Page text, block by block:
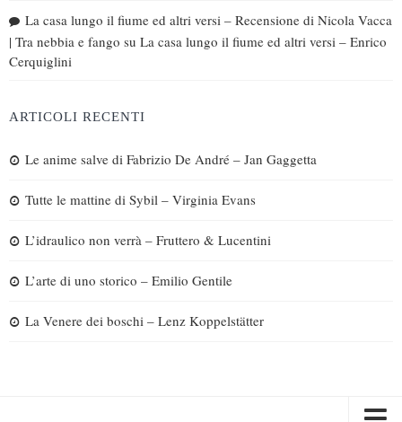
La casa lungo il fiume ed altri versi – Recensione di Nicola Vacca
| Tra nebbia e fango su La casa lungo il fiume ed altri versi – Enrico
Cerquiglini
ARTICOLI RECENTI
Le anime salve di Fabrizio De André – Jan Gaggetta
Tutte le mattine di Sybil – Virginia Evans
L’idraulico non verrà – Fruttero & Lucentini
L’arte di uno storico – Emilio Gentile
La Venere dei boschi – Lenz Koppelstätter